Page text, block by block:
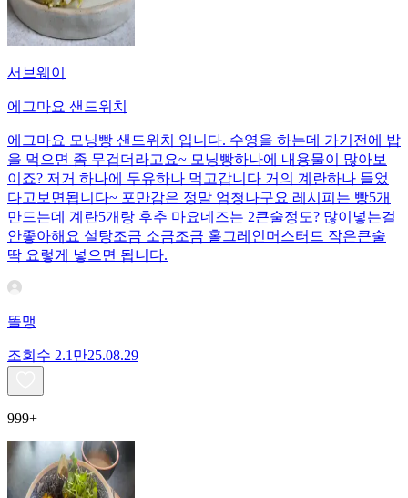
서브웨이
에그마요 샌드위치
에그마요 모닝빵 샌드위치 입니다. 수영을 하는데 가기전에 밥
을 먹으면 좀 무겁더라고요~ 모닝빵하나에 내용물이 많아보
이죠? 저거 하나에 두유하나 먹고갑니다 거의 계란하나 들었
다고보면됩니다~ 포만감은 정말 엄청나구요 레시피는 빵5개
만드는데 계란5개랑 후추 마요네즈는 2큰술정도? 많이넣는걸
안좋아해요 설탕조금 소금조금 홀그레인머스터드 작은큰술
딱 요렇게 넣으면 됩니다.
똘맹
조회수 2.1만25.08.29
999+